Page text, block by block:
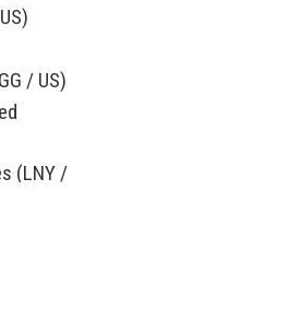
/ US)
(LNY /